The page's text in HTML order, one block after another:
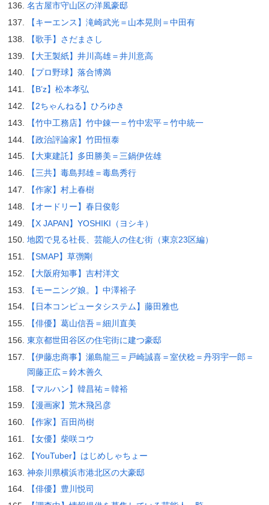
名古屋市守山区の洋風豪邸
【キーエンス】滝崎武光＝山本晃則＝中田有
【歌手】さだまさし
【大王製紙】井川高雄＝井川意高
【プロ野球】落合博満
【B’z】松本孝弘
【2ちゃんねる】ひろゆき
【竹中工務店】竹中錬一＝竹中宏平＝竹中統一
【政治評論家】竹田恒泰
【大東建託】多田勝美＝三鍋伊佐雄
【三共】毒島邦雄＝毒島秀行
【作家】村上春樹
【オードリー】春日俊彰
【X JAPAN】YOSHIKI（ヨシキ）
地図で見る社長、芸能人の住む街（東京23区編）
【SMAP】草彅剛
【大阪府知事】吉村洋文
【モーニング娘。】中澤裕子
【日本コンピュータシステム】藤田雅也
【俳優】葛山信吾＝細川直美
東京都世田谷区の住宅街に建つ豪邸
【伊藤忠商事】瀬島龍三＝戸崎誠喜＝室伏稔＝丹羽宇一郎＝
岡藤正広＝鈴木善久
【マルハン】韓昌祐＝韓裕
【漫画家】荒木飛呂彦
【作家】百田尚樹
【女優】柴咲コウ
【YouTuber】はじめしゃちょー
神奈川県横浜市港北区の大豪邸
【俳優】豊川悦司